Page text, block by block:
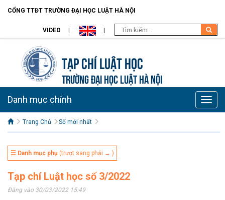
CỔNG TTĐT TRƯỜNG ĐẠI HỌC LUẬT HÀ NỘI
VIDEO
Tạp chí Luật học
TRƯỜNG ĐẠI HỌC LUẬT HÀ NỘI
Toggle
Danh mục chính
Trang Chủ Số mới nhất
☰ Danh mục phụ (trượt sang phải → )
Tạp chí Luật học số 3/2022
Đăng vào 30/03/2022 15:49